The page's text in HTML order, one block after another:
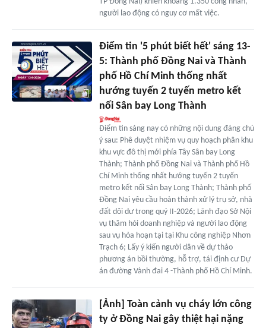
người lao động có nguy cơ mất việc.
Điểm tin '5 phút biết hết' sáng 13-
5: Thành phố Đồng Nai và Thành
phố Hồ Chí Minh thống nhất
hướng tuyến 2 tuyến metro kết
nối Sân bay Long Thành
Điểm tin sáng nay có những nội dung đáng chú
ý sau: Phê duyệt nhiệm vụ quy hoạch phân khu
khu vực đô thị mới phía Tây Sân bay Long
Thành; Thành phố Đồng Nai và Thành phố Hồ
Chí Minh thống nhất hướng tuyến 2 tuyến
metro kết nối Sân bay Long Thành; Thành phố
Đồng Nai yêu cầu hoàn thành xử lý trụ sở, nhà
đất dôi dư trong quý II-2026; Lãnh đạo Sở Nội
vụ thăm hỏi doanh nghiệp và người lao động
sau vụ hỏa hoạn tại tại Khu công nghiệp Nhơn
Trạch 6; Lấy ý kiến người dân về dự thảo
phương án bồi thường, hỗ trợ, tái định cư Dự
án đường Vành đai 4 -Thành phố Hồ Chí Minh.
[Ảnh] Toàn cảnh vụ cháy lớn công
ty ở Đồng Nai gây thiệt hại nặng